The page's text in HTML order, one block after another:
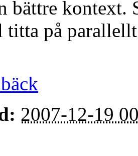
bättre kontext.
titta på
2007-12-19